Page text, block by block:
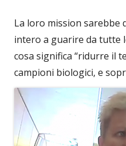
La loro mission sarebbe
intero a guarire da tutte
cosa significa “ridurre il
campioni biologici, e